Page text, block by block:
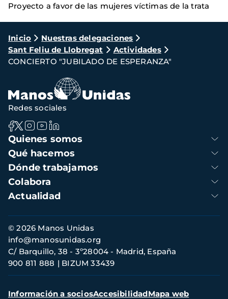
Proyecto a favor de las mujeres víctimas de la trata
Ruta
de
navegación
Inicio
Nuestras delegaciones
Sant Feliu de Llobregat
Actividades
CONCIERTO "JUBILADO DE ESPERANZA"
Navegación
principal
Quienes somos
Qué hacemos
Dónde trabajamos
Colabora
Actualidad
Redes sociales
Información
de
contacto
© 2026 Manos Unidas
C/ Barquillo, 38 - 3º28004 - Madrid, España
900 811 888
BIZUM 33439
info@manosunidas.org
Menú
Información a sociosAccesibilidadMapa web